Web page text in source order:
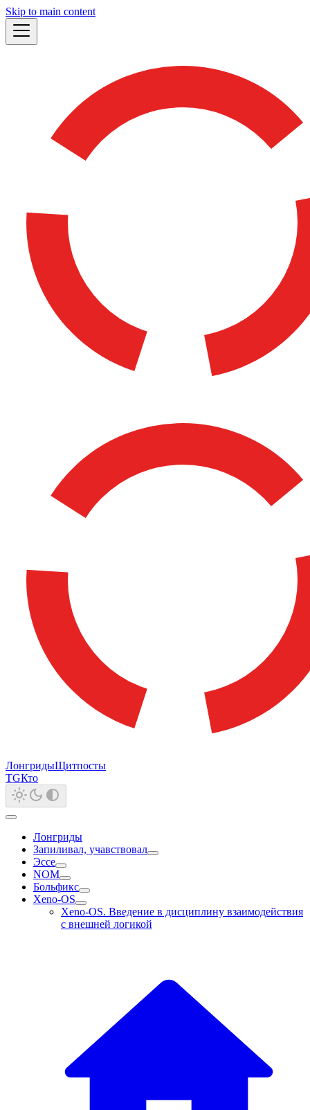
Skip to main content
ЛонгридыЩитпосты
TGКто
Лонгриды
Запиливал, учавствовал
Эссе
NOM
Больфикс
Xeno-OS
Xeno-OS. Введение в дисциплину взаимодействия
с внешней логикой